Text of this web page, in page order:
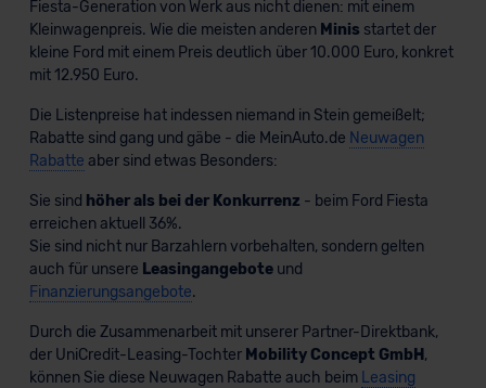
Fiesta-Generation von Werk aus nicht dienen: mit einem
Kleinwagenpreis. Wie die meisten anderen Minis startet der
kleine Ford mit einem Preis deutlich über 10.000 Euro, konkret
mit 12.950 Euro.
Die Listenpreise hat indessen niemand in Stein gemeißelt;
Rabatte sind gang und gäbe - die MeinAuto.de Neuwagen
Rabatte aber sind etwas Besonders:
Sie sind höher als bei der Konkurrenz - beim Ford Fiesta
erreichen aktuell 36%.
Sie sind nicht nur Barzahlern vorbehalten, sondern gelten
auch für unsere Leasingangeboteund
Finanzierungsangebote.
Durch die Zusammenarbeit mit unserer Partner-Direktbank,
der UniCredit-Leasing-Tochter Mobility Concept GmbH ,
können Sie diese Neuwagen Rabatte auch beim Leasing